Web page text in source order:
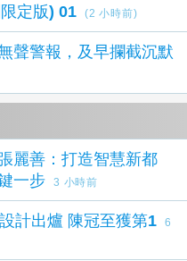
定版) 01 (2 小時前)
聲警報，及早攔截沉默
麗善：打造智慧新都
一步
3 小時前
計出爐 陳冠至獲第1
6